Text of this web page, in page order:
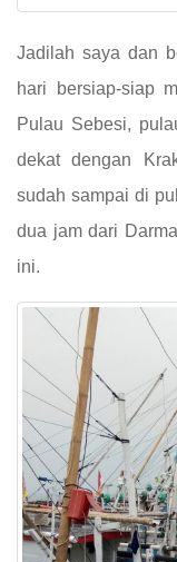
Jadilah saya dan
hari bersiap-siap
Pulau Sebesi,
dekat dengan
sudah sampai di
dua jam dari
ini.